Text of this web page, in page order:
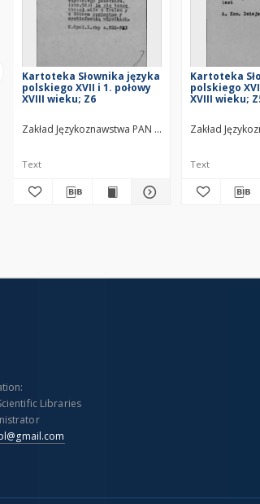
Kartoteka Słownika języka
polskiego XVII i 1. połowy
XVIII wieku; Z6
Zakład Językoznawstwa PAN w Warszawie
Text
Kartoteka
polskiego
XVIII wieku;
Zakład
Text
Libraries